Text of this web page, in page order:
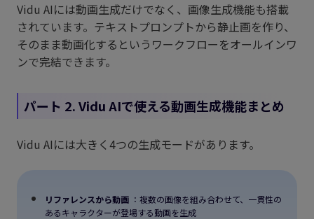
Vidu AIには動画生成だけでなく、画像生成機能も搭載
されています。テキストプロンプトから静止画を作り、
そのまま動画化するというワークフローをオールインワ
ンで完結できます。
パート 2. Vidu AIで使える動画生成機能まとめ
Vidu AIには大きく4つの生成モードがあります。
リファレンスから動画 ：複数の画像を組み合わせて、一貫性の
あるキャラクターが登場する動画を生成